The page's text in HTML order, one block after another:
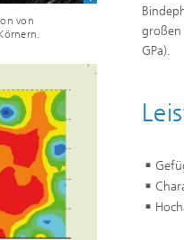
von
großen
GPa).